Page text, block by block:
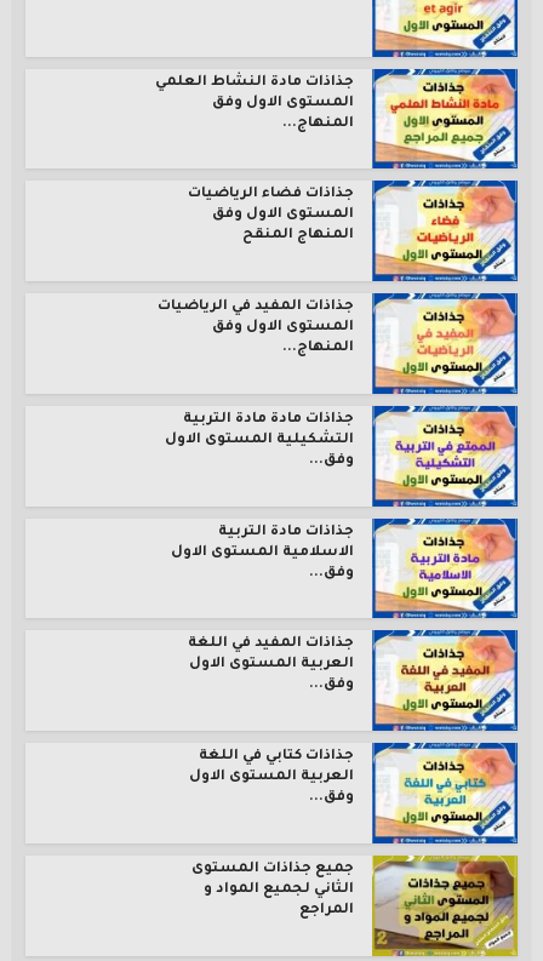
جذاذات مادة النشاط العلمي
المستوى الاول وفق
المنهاج...
جذاذات فضاء الرياضيات
المستوى الاول وفق
المنهاج المنقح
جذاذات المفيد في الرياضيات
المستوى الاول وفق
المنهاج...
جذاذات مادة مادة التربية
التشكيلية المستوى الاول
وفق...
جذاذات مادة التربية
الاسلامية المستوى الاول
وفق...
جذاذات المفيد في اللغة
العربية المستوى الاول
وفق...
جذاذات كتابي في اللغة
العربية المستوى الاول
وفق...
جميع جذاذات المستوى
الثاني لجميع المواد و
المراجع